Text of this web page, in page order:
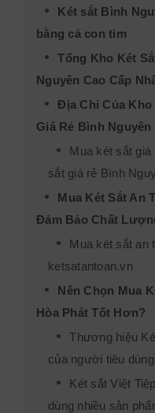
Két sắt Bình
bằng cả con tim
Tổng Kho Két
Nguyên Cao Cấp
Địa Chỉ Của Kho
Giá Rẻ Bình
Mua két sắt
sắt giá rẻ Bình
Mua Két Sắt An
Đảm Bảo Chất
Mua két sắt an
ketsatantoan.vn
Nên Chọn Mua
Hòa Phát Tốt Hơn?
Thương hiệu
của người tiêu dùng
Két sắt Việt
dùng nhiều sản